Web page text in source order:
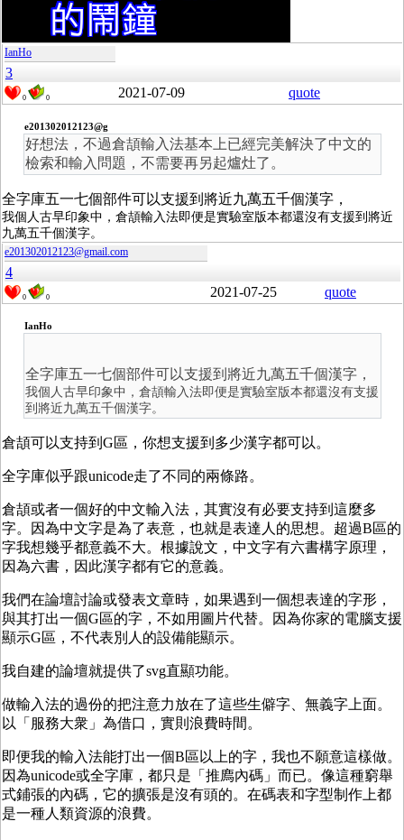
IanHo
3
0 0 2021-07-09 quote
e201302012123@g
好想法，不過倉頡輸入法基本上已經完美解決了中文的
檢索和輸入問題，不需要再另起爐灶了。
全字庫五一七個部件可以支援到將近九萬五千個漢字，
我個人古早印象中，倉頡輸入法即便是實驗室版本都還沒有支援到將近
九萬五千個漢字。
e201302012123@gmail.com
4
0 0 2021-07-25 quote
IanHo
全字庫五一七個部件可以支援到將近九萬五千個漢字，
我個人古早印象中，倉頡輸入法即便是實驗室版本都還沒有支援
到將近九萬五千個漢字。
倉頡可以支持到G區，你想支援到多少漢字都可以。
全字庫似乎跟unicode走了不同的兩條路。
倉頡或者一個好的中文輸入法，其實沒有必要支持到這麼多
字。因為中文字是為了表意，也就是表達人的思想。超過B區的
字我想幾乎都意義不大。根據說文，中文字有六書構字原理，
因為六書，因此漢字都有它的意義。
我們在論壇討論或發表文章時，如果遇到一個想表達的字形，
與其打出一個G區的字，不如用圖片代替。因為你家的電腦支援
顯示G區，不代表別人的設備能顯示。
我自建的論壇就提供了svg直顯功能。
做輸入法的過份的把注意力放在了這些生僻字、無義字上面。
以「服務大衆」為借口，實則浪費時間。
即便我的輸入法能打出一個B區以上的字，我也不願意這樣做。
因為unicode或全字庫，都只是「推廌內碼」而已。像這種窮舉
式鋪張的內碼，它的擴張是沒有頭的。在碼表和字型制作上都
是一種人類資源的浪費。